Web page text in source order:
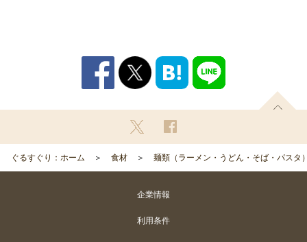
ぐるすぐり：ホーム 食材 麺類（ラーメン・うどん・そば・パスタ
企業情報
利用条件